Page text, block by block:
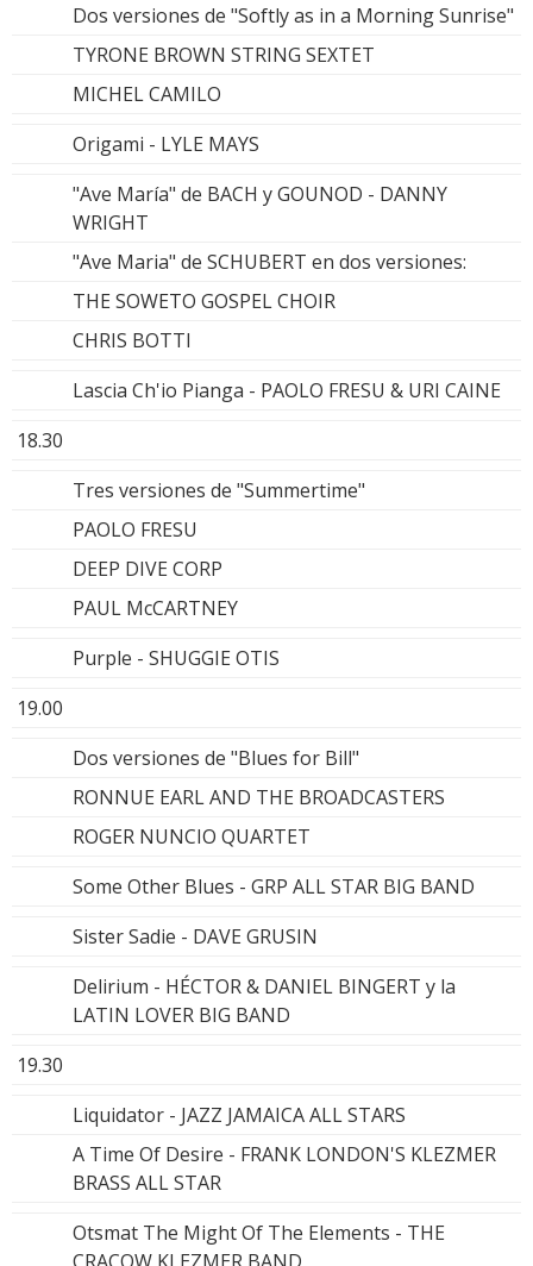
Dos versiones de "Softly as in a Morning Sunrise"
TYRONE BROWN STRING SEXTET
MICHEL CAMILO
Origami - LYLE MAYS
"Ave María" de BACH y GOUNOD - DANNY
WRIGHT
"Ave Maria" de SCHUBERT en dos versiones:
THE SOWETO GOSPEL CHOIR
CHRIS BOTTI
Lascia Ch'io Pianga - PAOLO FRESU & URI CAINE
18.30
Tres versiones de "Summertime"
PAOLO FRESU
DEEP DIVE CORP
PAUL McCARTNEY
Purple - SHUGGIE OTIS
19.00
Dos versiones de "Blues for Bill"
RONNUE EARL AND THE BROADCASTERS
ROGER NUNCIO QUARTET
Some Other Blues - GRP ALL STAR BIG BAND
Sister Sadie - DAVE GRUSIN
Delirium - HÉCTOR & DANIEL BINGERT y la
LATIN LOVER BIG BAND
19.30
Liquidator - JAZZ JAMAICA ALL STARS
A Time Of Desire - FRANK LONDON'S KLEZMER
BRASS ALL STAR
Otsmat The Might Of The Elements - THE
CRACOW KLEZMER BAND